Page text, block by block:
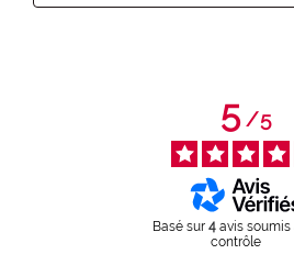
5/5
Basé sur 4 avis soumis
contrôle